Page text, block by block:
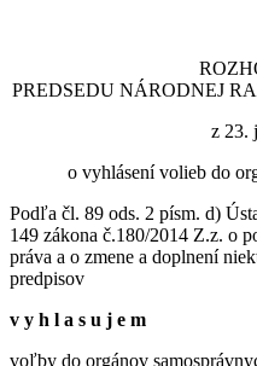
PREDSEDU NÁRODNEJ
z 23.
o vyhlásení volieb do
Podľa čl. 89 ods. 2 písm. d)
149 zákona č.180/2014 Z.z. o
práva a o zmene a doplnení
predpisov
v y h l a s u j e m
voľby do orgánov